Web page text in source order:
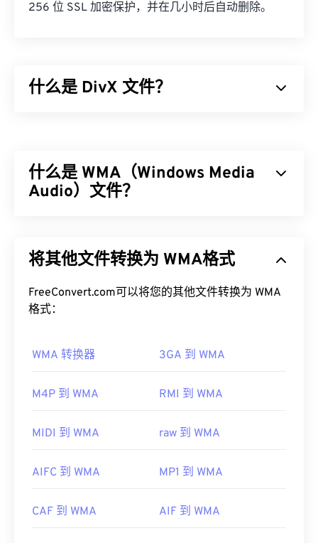
256 位 SSL 加密保护，并在几小时后自动删除。
什么是 DivX 文件？
)、菜单、多音轨、多视频流、元数据 ( XTAG) 和硬
件播放器。
默认情况下，DivX 会在DivX Player中打开，该播放
器可免费下载，并兼容多种设备和操作系统 (OS)。
VLCMedia Player和Elmedia也是打开 DivX 文件的不
错选择。
过时的视频租赁系统。事实上，DivX 编解码器的名
称最初是用一个眨眼的表情符号“DivX ;-)”来幽默地
首次发行：1998年
https://en.wikipedia.org/wiki/DivX
什么是 WMA（Windows Media
Audio）文件？
编解码器，也是一种音频格式。自 1999 年诞生以
WMA Pro、WMA Lossless和WMA Voice。它是
Windows Media
如何打开 WMA 文件？
作为Windows Media 的核心组件，Windows Media
默认程序。然而，由于
文件相对普及，许多其
Media Console
，它有适用于 Apple iOS
将其他文件转换为 WMA格式
FreeConvert.com可以将您的其他文件转换为 WMA
格式：
WMA 转换器 3GA 到 WMA
M4P 到 WMA RMI 到 WMA
MIDI 到 WMA raw 到 WMA
AIFC 到 WMA MP1 到 WMA
CAF 到 WMA AIF 到 WMA